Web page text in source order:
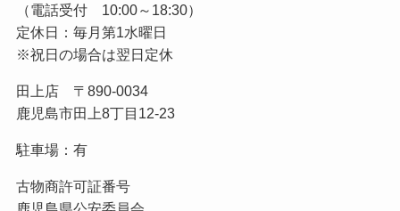
（電話受付 10:00～18:30）
定休日：毎月第1水曜日
※祝日の場合は翌日定休
田上店 〒890-0034
鹿児島市田上8丁目12-23
駐車場：有
古物商許可証番号